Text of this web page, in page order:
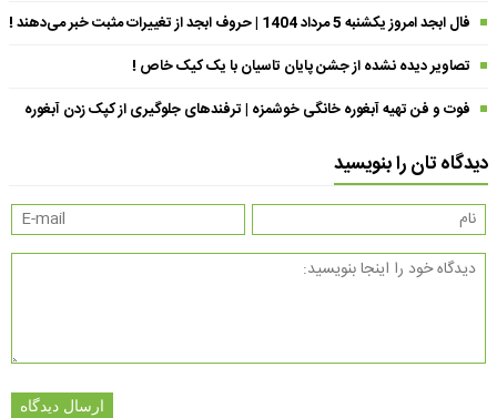
فال ابجد امروز یکشنبه 5 مرداد 1404 | حروف ابجد از تغییرات مثبت خبر می‌دهند !
تصاویر دیده نشده از جشن پایان تاسیان با یک کیک خاص !
فوت و فن تهیه آبغوره خانگی خوشمزه | ترفندهای جلوگیری از کپک زدن آبغوره
دیدگاه تان را بنویسید
ارسال دیدگاه